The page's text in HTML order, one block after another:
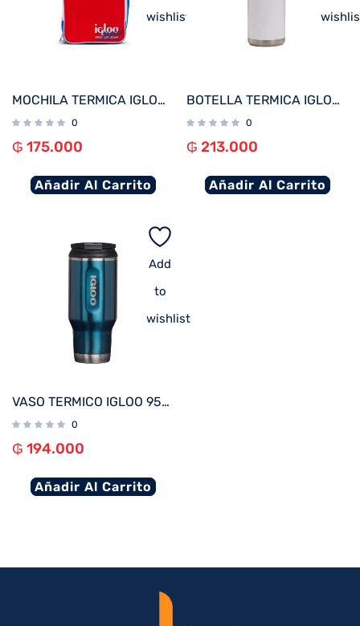
wishlist
MOCHILA TERMICA IGLOO 12 LATAS RETRO ROJO/AZUL 63075
0
₲ 175.000
Añadir Al Carrito
BOTELLA TERMICA IGLOO 1.6L BLANCO C/MANIJA 31487
0
₲ 213.000
Añadir Al Carrito
Add
to
wishlist
VASO TERMICO IGLOO 950ML AZUL MODERNO C/TAPA 71079
0
₲ 194.000
Añadir Al Carrito